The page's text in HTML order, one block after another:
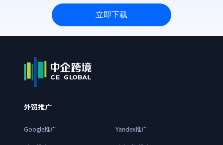
立即下载
外贸推广
Google推广 Yandex推广